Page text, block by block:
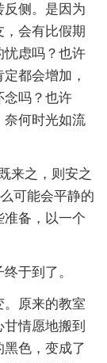
反侧。是因为
，会有比假期
虑吗？也许
都会增加，
吗？也许
奈何时光如流
来之，则安之
可能会平静的
准备，以一个
于到了。
。原来的教室
情愿地搬到
色，变成了